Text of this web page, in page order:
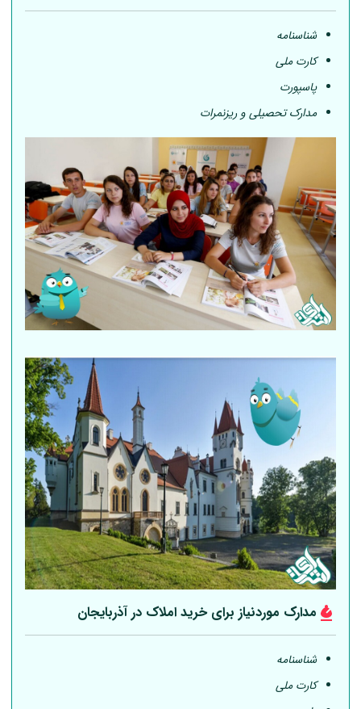
شناسنامه
کارت ملی
پاسپورت
مدارک تحصیلی و ریزنمرات
مدارک موردنیاز برای خرید املاک در آذربایجان
شناسنامه
کارت ملی